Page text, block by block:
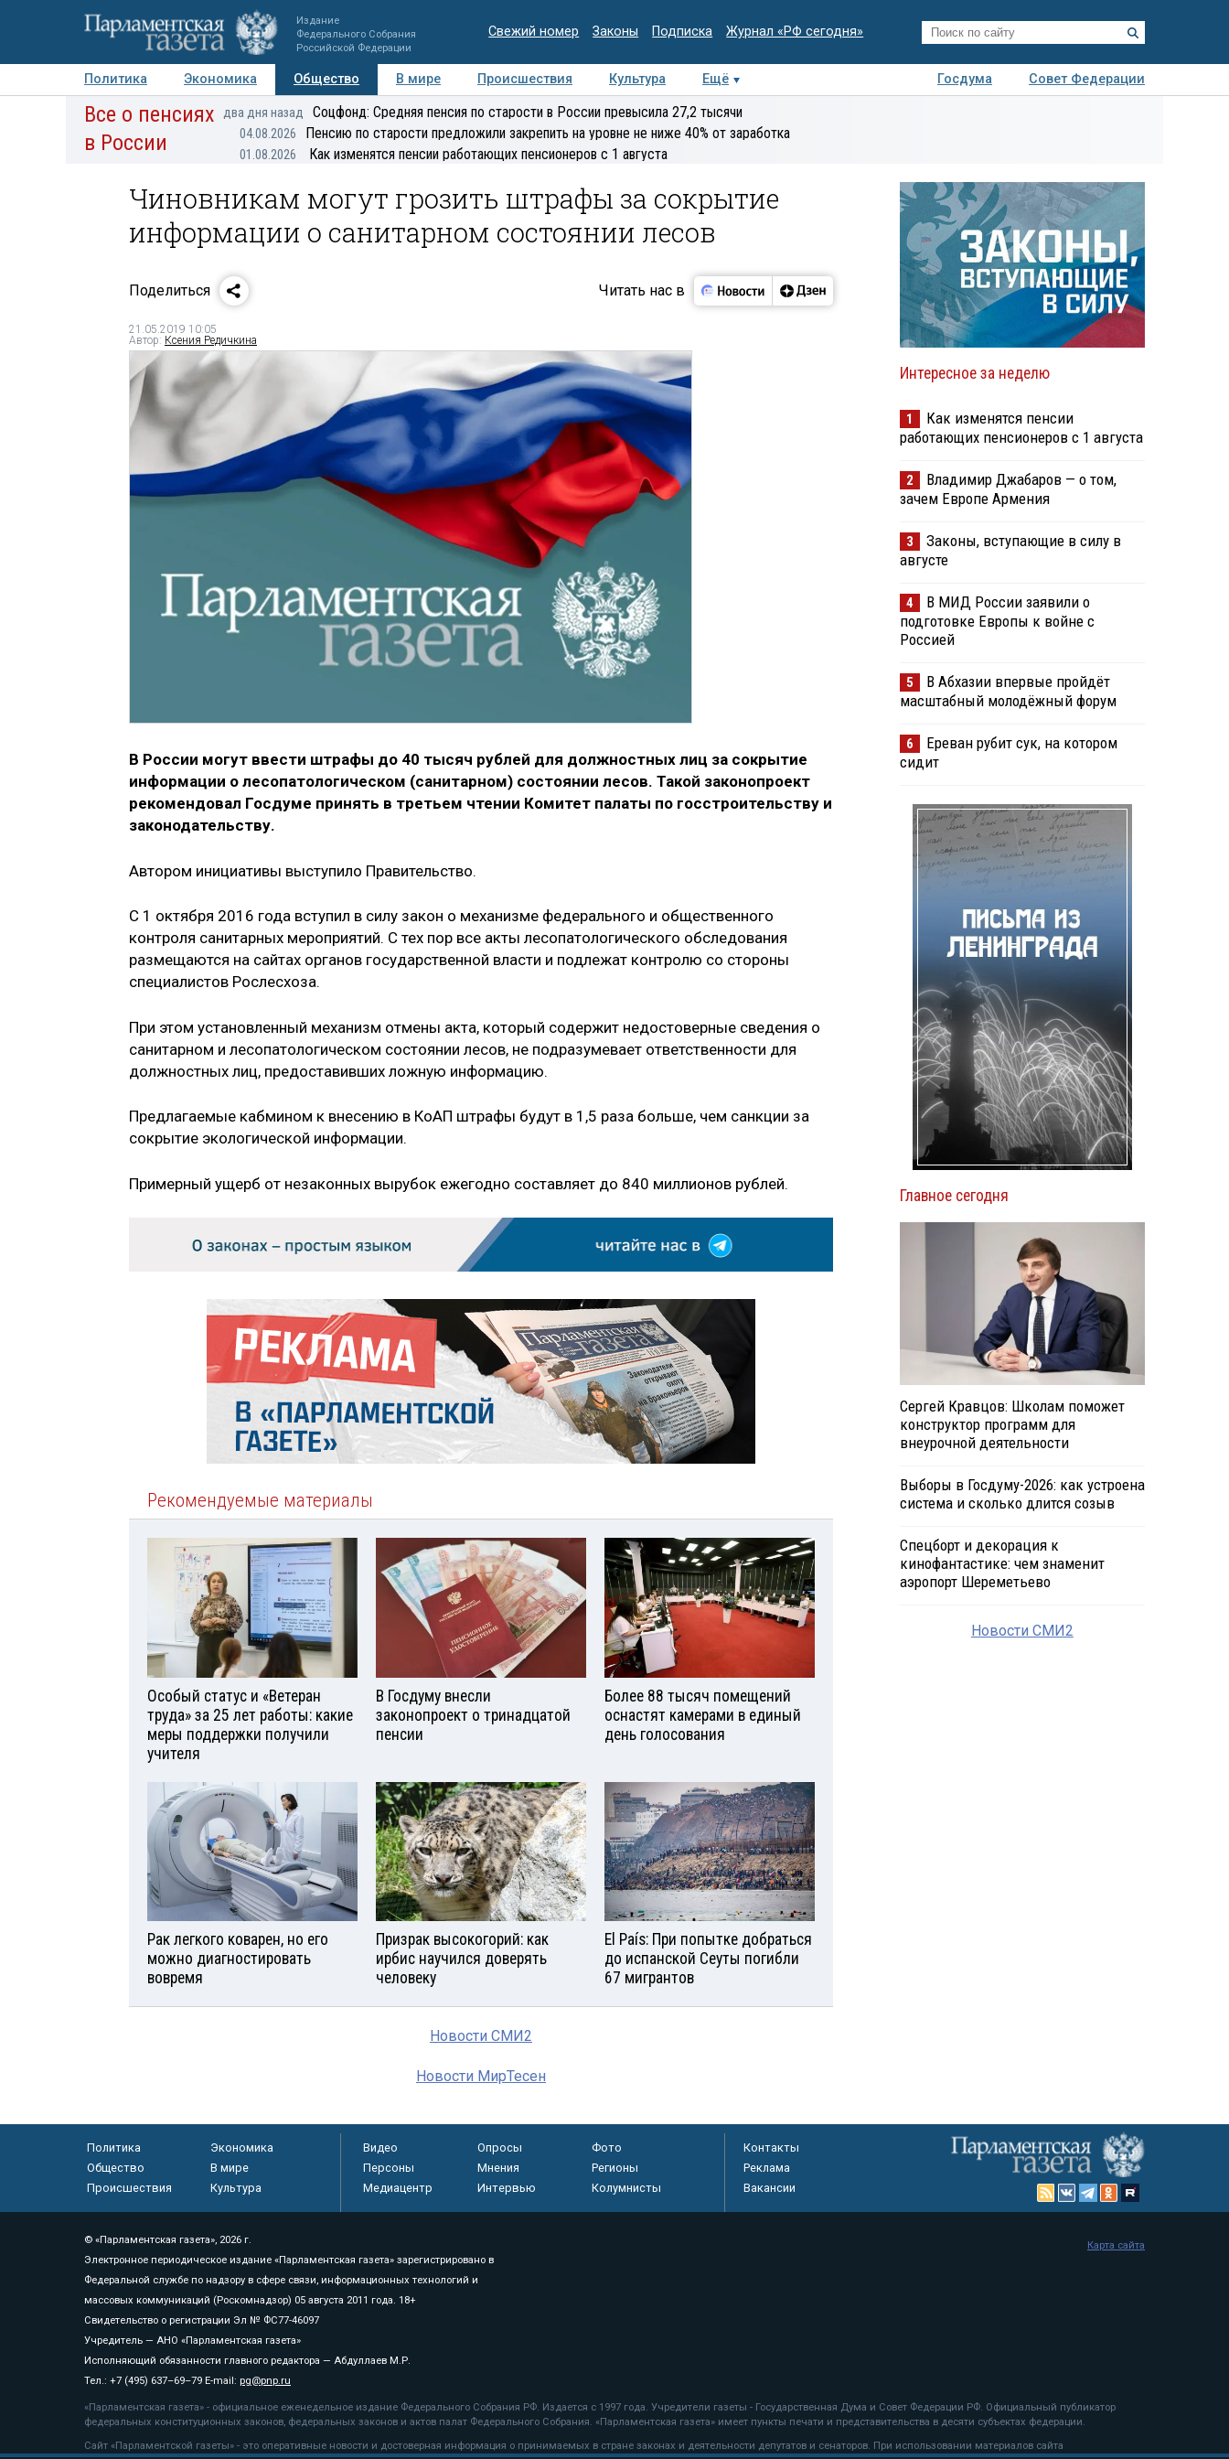
Издание
Федерального Собрания
Российской Федерации
Свежий номер Законы Подписка Журнал «РФ сегодня»
Политика Экономика Общество В мире Происшествия Культура Ещё Госдума
Совет Федерации
Авторы Персоны Мнения Регионы Медиацентр Интервью Колумнисты
Все о пенсиях
в России
два дня назад Соцфонд: Средняя пенсия по старости в России превысила 27,2 тысячи
04.08.2026 Пенсию по старости предложили закрепить на уровне не ниже 40% от заработка
01.08.2026 Как изменятся пенсии работающих пенсионеров с 1 августа
Чиновникам могут грозить штрафы за сокрытие
информации о санитарном состоянии лесов
Поделиться Читать нас в
21.05.2019 10:05
Автор: Ксения Редичкина
В России могут ввести штрафы до 40 тысяч рублей для должностных лиц за сокрытие
информации о лесопатологическом (санитарном) состоянии лесов. Такой законопроект
рекомендовал Госдуме принять в третьем чтении Комитет палаты по госстроительству и
законодательству.
​Автором инициативы выступило Правительство.
С 1 октября 2016 года вступил в силу закон о механизме федерального и общественного
контроля санитарных мероприятий. С тех пор все акты лесопатологического обследования
размещаются на сайтах органов государственной власти и подлежат контролю со стороны
специалистов Рослесхоза.
При этом установленный механизм отмены акта, который содержит недостоверные сведения о
санитарном и лесопатологическом состоянии лесов, не подразумевает ответственности для
должностных лиц, предоставивших ложную информацию.
Предлагаемые кабмином к внесению в КоАП штрафы будут в 1,5 раза больше, чем санкции за
сокрытие экологической информации.
Примерный ущерб от незаконных вырубок ежегодно составляет до 840 миллионов рублей.
Рекомендуемые материалы
Особый статус и «Ветеран
труда» за 25 лет работы: какие
меры поддержки получили
учителя
В Госдуму внесли
законопроект о тринадцатой
пенсии
Более 88 тысяч помещений
оснастят камерами в единый
день голосования
Рак легкого коварен, но его
можно диагностировать
вовремя
Призрак высокогорий: как
ирбис научился доверять
человеку
El País: При попытке добраться
до испанской Сеуты погибли
67 мигрантов
Новости СМИ2
Новости МирТесен
Интересное за неделю
1
Как изменятся пенсии
работающих пенсионеров с 1 августа
2
Владимир Джабаров — о том,
зачем Европе Армения
3
Законы, вступающие в силу в
августе
4
В МИД России заявили о
подготовке Европы к войне с
Россией
5
В Абхазии впервые пройдёт
масштабный молодёжный форум
6
Ереван рубит сук, на котором
сидит
Главное сегодня
Сергей Кравцов: Школам поможет
конструктор программ для
внеурочной деятельности
Выборы в Госдуму-2026: как устроена
система и сколько длится созыв
Спецборт и декорация к
кинофантастике: чем знаменит
аэропорт Шереметьево
Новости СМИ2
Политика
Экономика
Общество
В мире
Происшествия
Культура
Видео Опросы
Фото
Персоны
Мнения
Регионы
Медиацентр
Интервью Колумнисты
Контакты
Реклама
Вакансии
© «Парламентская газета», 2026 г.
Электронное периодическое издание «Парламентская газета» зарегистрировано в
Федеральной службе по надзору в сфере связи, информационных технологий и
массовых коммуникаций (Роскомнадзор) 05 августа 2011 года. 18+
Свидетельство о регистрации Эл № ФС77-46097
Учредитель — АНО «Парламентская газета»
Исполняющий обязанности главного редактора — Абдуллаев М.Р.
Тел.: +7 (495) 637–69–79 E-mail: pg@pnp.ru
«Парламентская газета» - официальное еженедельное издание Федерального Собрания РФ. Издается с 1997 года. Учредители газеты - Государственная Дума и Совет Федерации РФ. Официальный публикатор
федеральных конституционных законов, федеральных законов и актов палат Федерального Собрания. «Парламентская газета» имеет пункты печати и представительства в десяти субъектах федерации.
Сайт «Парламентской газеты» - это оперативные новости и достоверная информация о принимаемых в стране законах и деятельности депутатов и сенаторов. При использовании материалов сайта
Карта сайта